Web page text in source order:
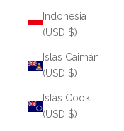
Indonesia
(USD $)
Islas Caimán
(USD $)
Islas Cook
(USD $)